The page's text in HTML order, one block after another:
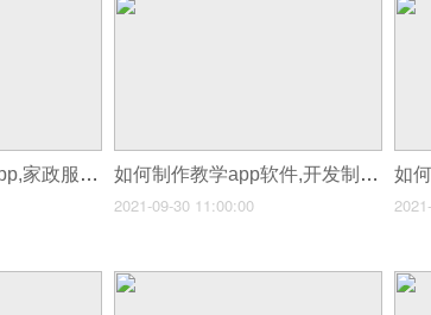
如何制作家政服务app,家政服务app初步开发 如何制作教学app软件,开发制作app学哪些
2021-09-30 11:00:00